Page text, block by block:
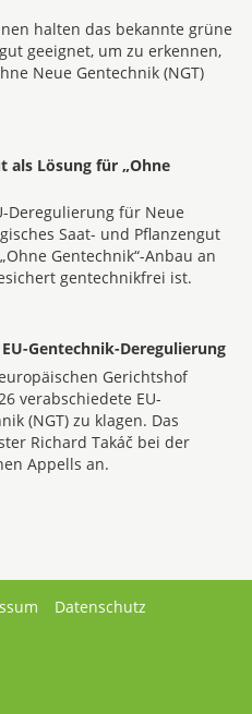
halten das bekannte grüne
geeignet, um zu erkennen,
Neue Gentechnik (NGT)
als Lösung für „Ohne
Deregulierung für Neue
Saat- und Pflanzengut
Gentechnik“-Anbau an
gentechnikfrei ist.
Gentechnik-Deregulierung
Gerichtshof
verabschiedete EU-
(NGT) zu klagen. Das
Richard Takáč bei der
Appells an.
Datenschutz